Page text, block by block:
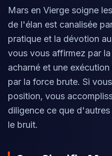
Mars en Vierge soigne
de l'élan est canalisée
pratique et la dévotion
vous vous affirmez par
acharné et une
par la force brute. Si
position, vous
diligence ce que
le bruit.